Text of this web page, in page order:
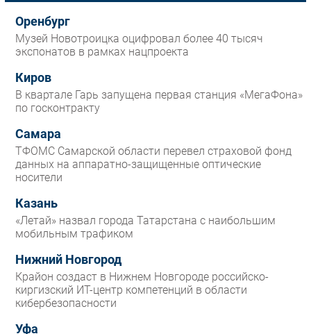
Оренбург
Музей Новотроицка оцифровал более 40 тысяч
экспонатов в рамках нацпроекта
Киров
В квартале Гарь запущена первая станция «МегаФона»
по госконтракту
Самара
ТФОМС Самарской области перевел страховой фонд
данных на аппаратно-защищенные оптические
носители
Казань
«Летай» назвал города Татарстана с наибольшим
мобильным трафиком
Нижний Новгород
Крайон создаст в Нижнем Новгороде российско-
киргизский ИТ-центр компетенций в области
кибербезопасности
Уфа